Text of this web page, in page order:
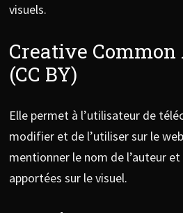
visuels.
Creative
(CC BY)
Elle permet à l’utilisateur de
modifier et de l’utiliser sur le
mentionner le nom de l’auteur
apportées sur le visuel.